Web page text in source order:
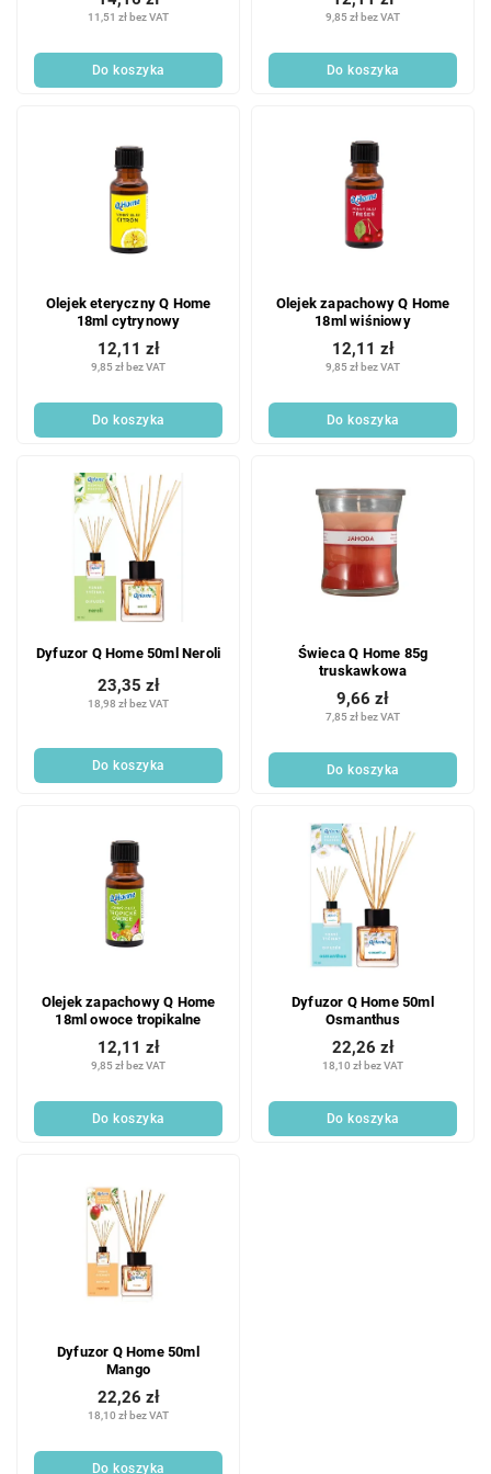
11,51 zł bez VAT
Do koszyka
9,85 zł bez VAT
Do koszyka
Olejek eteryczny Q Home
18ml cytrynowy
9,85 zł bez VAT
12,11 zł
Do koszyka
Olejek zapachowy Q Home
18ml wiśniowy
9,85 zł bez VAT
12,11 zł
Do koszyka
Dyfuzor Q Home 50ml Neroli
18,98 zł bez VAT
23,35 zł
Do koszyka
Świeca Q Home 85g
truskawkowa
7,85 zł bez VAT
9,66 zł
Do koszyka
Olejek zapachowy Q Home
18ml owoce tropikalne
9,85 zł bez VAT
12,11 zł
Do koszyka
Dyfuzor Q Home 50ml
Osmanthus
18,10 zł bez VAT
22,26 zł
Do koszyka
Dyfuzor Q Home 50ml
Mango
18,10 zł bez VAT
22,26 zł
Do koszyka